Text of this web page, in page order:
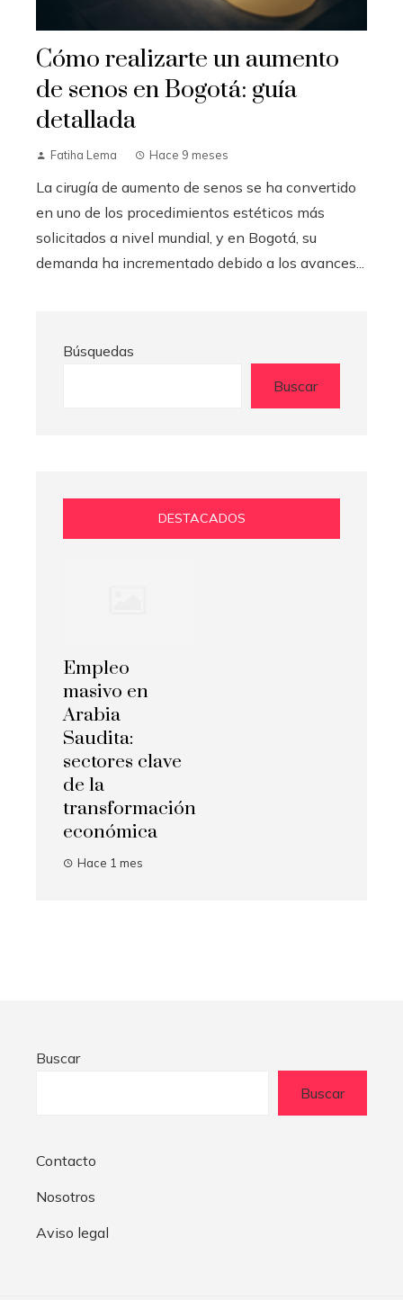
Cómo realizarte un aumento
de senos en Bogotá: guía
detallada
Fatiha Lema Hace 9 meses
La cirugía de aumento de senos se ha convertido
en uno de los procedimientos estéticos más
solicitados a nivel mundial, y en Bogotá, su
demanda ha incrementado debido a los avances...
Búsquedas
Buscar
DESTACADOS
Empleo
masivo en
Arabia
Saudita:
sectores clave
de la
transformación
económica
Hace 1 mes
Buscar
Buscar
Contacto
Nosotros
Aviso legal